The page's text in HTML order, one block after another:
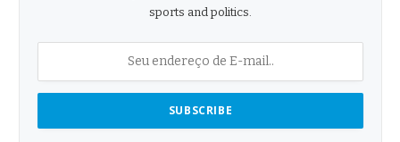
sports and politics.